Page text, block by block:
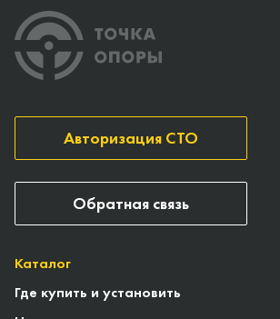
Каталог
Где купить и установить
Авторизация СТО
Обратная связь